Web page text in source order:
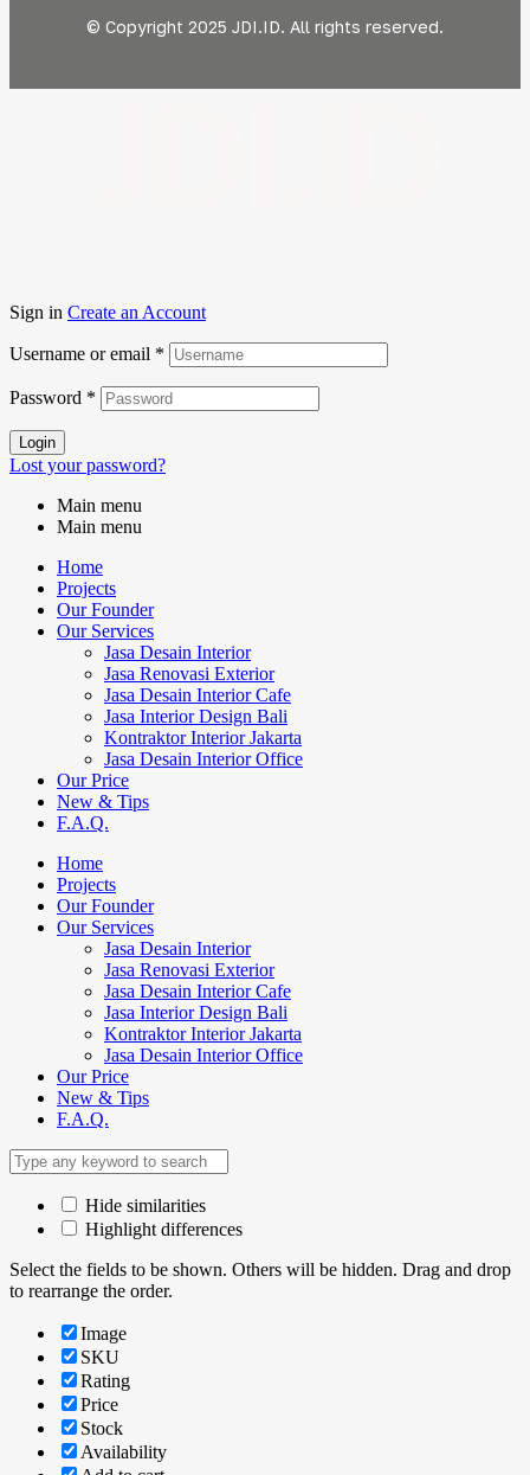
© Copyright 2025 JDI.ID. All rights reserved.
Sign in Create an Account
Username or email *
Password *
Login
Lost your password?
Main menu
Main menu
Home
Projects
Our Founder
Our Services
Jasa Desain Interior
Jasa Renovasi Exterior
Jasa Desain Interior Cafe
Jasa Interior Design Bali
Kontraktor Interior Jakarta
Jasa Desain Interior Office
Our Price
New & Tips
F.A.Q.
Home
Projects
Our Founder
Our Services
Jasa Desain Interior
Jasa Renovasi Exterior
Jasa Desain Interior Cafe
Jasa Interior Design Bali
Kontraktor Interior Jakarta
Jasa Desain Interior Office
Our Price
New & Tips
F.A.Q.
Hide similarities
Highlight differences
Select the fields to be shown. Others will be hidden. Drag and drop
to rearrange the order.
Image
SKU
Rating
Price
Stock
Availability